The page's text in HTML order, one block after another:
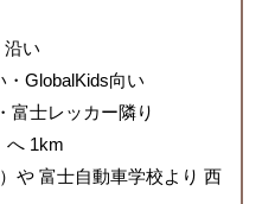
沿い
GlobalKids向い
富士レッカー隣り
へ 1km
や 富士自動車学校より 西